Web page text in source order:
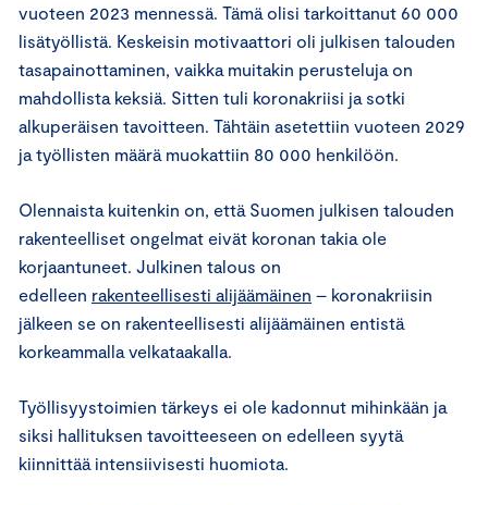
vuoteen 2023 mennessä. Tämä olisi tarkoittanut 60 000
lisätyöllistä. Keskeisin motivaattori oli julkisen talouden
tasapainottaminen, vaikka muitakin perusteluja on
mahdollista keksiä. Sitten tuli koronakriisi ja sotki
alkuperäisen tavoitteen. Tähtäin asetettiin vuoteen 2029
ja työllisten määrä muokattiin 80 000 henkilöön.
Olennaista kuitenkin on, että Suomen julkisen talouden
rakenteelliset ongelmat eivät koronan takia ole
korjaantuneet. Julkinen talous on
edelleen rakenteellisesti alijäämäinen – koronakriisin
jälkeen se on rakenteellisesti alijäämäinen entistä
korkeammalla velkataakalla.
Työllisyystoimien tärkeys ei ole kadonnut mihinkään ja
siksi hallituksen tavoitteeseen on edelleen syytä
kiinnittää intensiivisesti huomiota.